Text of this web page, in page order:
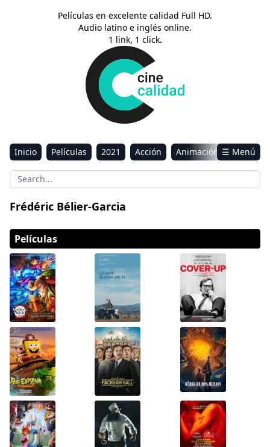
Películas en excelente calidad Full HD.
Audio latino e inglés online.
1 link, 1 click.
Inicio Películas 2021 Acción
Animación
Aventura
Ciencia ficción Comedia
Drama
☰ Menú
Frédéric Bélier-Garcia
Películas